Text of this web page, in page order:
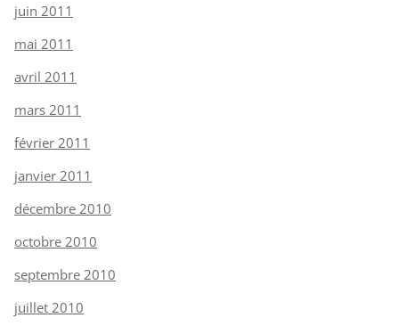
juin 2011
mai 2011
avril 2011
mars 2011
février 2011
janvier 2011
décembre 2010
octobre 2010
septembre 2010
juillet 2010